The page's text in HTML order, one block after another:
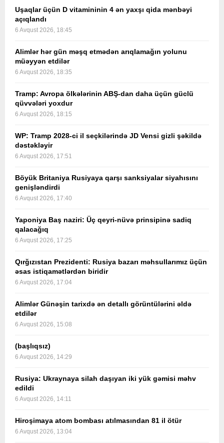
Uşaqlar üçün D vitamininin 4 ən yaxşı qida mənbəyi
açıqlandı
6 Avqust 2026, 18:45
Alimlər hər gün məşq etmədən arıqlamağın yolunu
müəyyən etdilər
6 Avqust 2026, 18:35
Tramp: Avropa ölkələrinin ABŞ-dan daha üçün güclü
qüvvələri yoxdur
6 Avqust 2026, 18:15
WP: Tramp 2028-ci il seçkilərində JD Vensi gizli şəkildə
dəstəkləyir
6 Avqust 2026, 17:51
Böyük Britaniya Rusiyaya qarşı sanksiyalar siyahısını
genişləndirdi
6 Avqust 2026, 17:40
Yaponiya Baş naziri: Üç qeyri-nüvə prinsipinə sadiq
qalacağıq
6 Avqust 2026, 17:25
Qırğızıstan Prezidenti: Rusiya bazarı məhsullarımız üçün
əsas istiqamətlərdən biridir
6 Avqust 2026, 17:04
Alimlər Günəşin tarixdə ən detallı görüntülərini əldə
etdilər
6 Avqust 2026, 15:08
(başlıqsız)
6 Avqust 2026, 14:29
Rusiya: Ukraynaya silah daşıyan iki yük gəmisi məhv
edildi
6 Avqust 2026, 14:11
Hiroşimaya atom bombası atılmasından 81 il ötür
6 Avqust 2026, 13:04